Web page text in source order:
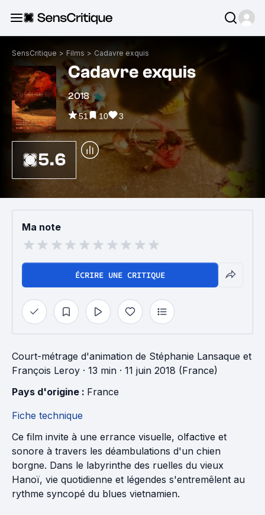
SensCritique > Films > Cadavre exquis
Cadavre exquis
2018
51 10 3
5.6
Ma note
ÉCRIRE UNE CRITIQUE
Court-métrage d'animation de Stéphanie Lansaque et
François Leroy · 13 min · 11 juin 2018 (France)
Pays d'origine : France
Fiche technique
Ce film invite à une errance visuelle, olfactive et
sonore à travers les déambulations d'un chien
borgne. Dans le labyrinthe des ruelles du vieux
Hanoï, vie quotidienne et légendes s'entremêlent au
rythme syncopé du blues vietnamien.